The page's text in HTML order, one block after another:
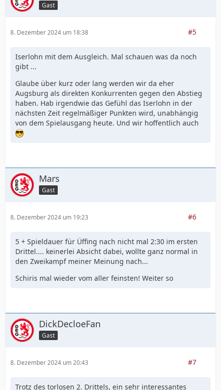
Gast
8. Dezember 2024 um 18:38 #5
Iserlohn mit dem Ausgleich. Mal schauen was da noch
gibt ...
Glaube über kurz oder lang werden wir da eher
Augsburg als direkten Konkurrenten gegen den Abstieg
haben. Hab irgendwie das Gefühl das Iserlohn in der
nächsten Zeit regelmäßiger Punkten wird, unabhängig
von dem Spielausgang heute. Und wir hoffentlich auch
Mars
Gast
8. Dezember 2024 um 19:23 #6
5 + Spieldauer für Üffing nach nicht mal 2:30 im ersten
Drittel.... keinerlei Absicht dabei, wollte ganz normal in
den Zweikampf meiner Meinung nach...
Schiris mal wieder vom aller feinsten! Weiter so
DickDecloeFan
Gast
8. Dezember 2024 um 20:43 #7
Trotz des torlosen 2. Drittels, ein sehr interessantes